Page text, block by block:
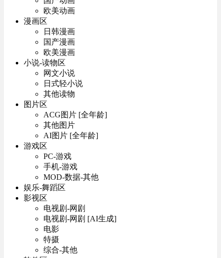
欧美动画
漫画区
日韩漫画
国产漫画
欧美漫画
小说-读物区
网文小说
日式轻小说
其他读物
图片区
ACG图片 [全年龄]
其他图片
AI图片 [全年龄]
游戏区
PC-游戏
手机-游戏
MOD-数据-其他
娱乐-舞蹈区
影视区
电视剧-网剧
电视剧-网剧 [AI生成]
电影
特摄
综合-其他